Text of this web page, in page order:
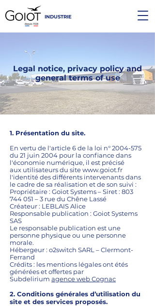
INDUSTRIE
Legal notice, privacy policy and
general terms of use
1. Présentation du site.
En vertu de l'article 6 de la loi n°2004-575
du 21 juin 2004 pour la confiance dans
l'économie numérique, il est précisé
aux utilisateurs du site www.goiot.fr
l'identité des différents intervenants dans
le cadre de sa réalisation et de son suivi :
Propriétaire : Goïot Systems – Siret : 803
744 051 – 3 rue du Chêne Lassé
Créateur : LEBLAIS Alice
Responsable publication : Goiot Systems
SAS
Le responsable publication est une
personne physique ou une personne
morale.
Hébergeur : o2switch SARL – Clermont-
Ferrand
Crédits : les mentions légales ont étés
générées et offertes par
Subdelirium agence web Cognac
2. Conditions générales d’utilisation du
site et des services proposés.